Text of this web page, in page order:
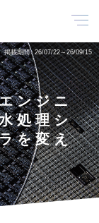
掲載期間 26/07/22～26/09/15
ンジニ
処理シ
を変え